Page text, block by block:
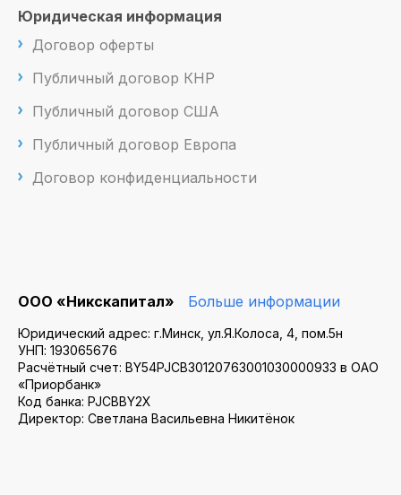
Юридическая информация
Договор оферты
Публичный договор КНР
Публичный договор США
Публичный договор Европа
Договор конфиденциальности
ООО «Никскапитал» Больше информации
Юридический адрес: г.Минск, ул.Я.Колоса, 4, пом.5н
УНП: 193065676
Расчётный счет: BY54PJCB30120763001030000933 в ОАО
«Приорбанк»
Код банка: PJCBBY2X
Директор: Светлана Васильевна Никитёнок